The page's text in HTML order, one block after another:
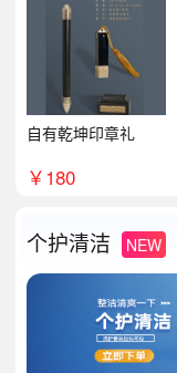
自有乾坤印章礼
￥180
个护清洁 NEW